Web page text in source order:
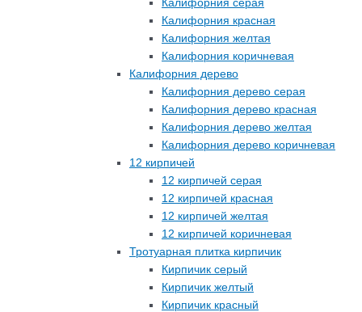
Калифорния серая
Калифорния красная
Калифорния желтая
Калифорния коричневая
Калифорния дерево
Калифорния дерево серая
Калифорния дерево красная
Калифорния дерево желтая
Калифорния дерево коричневая
12 кирпичей
12 кирпичей серая
12 кирпичей красная
12 кирпичей желтая
12 кирпичей коричневая
Тротуарная плитка кирпичик
Кирпичик серый
Кирпичик желтый
Кирпичик красный